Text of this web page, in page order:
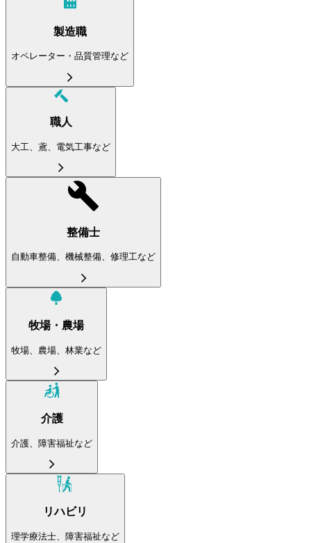
製造職
オペレーター・品質管理など
職人
大工、鳶、電気工事など
整備士
自動車整備、機械整備、修理工など
牧場・農場
牧場、農場、林業など
介護
介護、障害福祉など
リハビリ
理学療法士、障害福祉など